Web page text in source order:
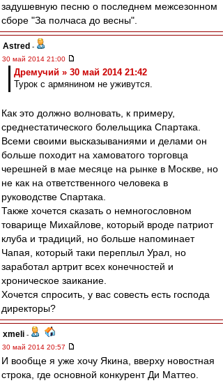
задушевную песню о последнем межсезонном
сборе "За полчаса до весны".
Astred -
30 май 2014 21:00
Дремучий » 30 май 2014 21:42
Турок с армянином не уживутся.
Как это должно волновать, к примеру,
среднестатического болельщика Спартака.
Всеми своими высказываниями и делами он
больше походит на хамоватого торговца
черешней в мае месяце на рынке в Москве, но
не как на ответственного человека в
руководстве Спартака.
Также хочется сказать о немногословном
товарище Михайлове, который вроде патриот
клуба и традиций, но больше напоминает
Чапая, который таки переплыл Урал, но
заработал артрит всех конечностей и
хроническое заикание.
Хочется спросить, у вас совесть есть господа
директоры?
xmeli -
30 май 2014 20:57
И вообще я уже хочу Якина, вверху новостная
строка, где основной конкурент Ди Маттео.